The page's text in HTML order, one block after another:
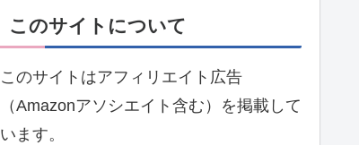
このサイトについて
このサイトはアフィリエイト広告
（Amazonアソシエイト含む）を掲載して
います。